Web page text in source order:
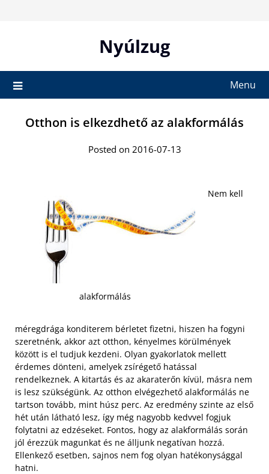
Nyúlzug
Menu
Otthon is elkezdhető az alakformálás
Posted on 2016-07-13
alakformálás
Nem kell
méregdrága konditerem bérletet fizetni, hiszen ha fogyni
szeretnénk, akkor azt otthon, kényelmes körülmények
között is el tudjuk kezdeni. Olyan gyakorlatok mellett
érdemes dönteni, amelyek zsírégető hatással
rendelkeznek. A kitartás és az akaraterőn kívül, másra nem
is lesz szükségünk. Az otthon elvégezhető alakformálás ne
tartson tovább, mint húsz perc. Az eredmény szinte az első
hét után látható lesz, így még nagyobb kedvvel fogjuk
folytatni az edzéseket. Fontos, hogy az alakformálás során
jól érezzük magunkat és ne álljunk negatívan hozzá.
Ellenkező esetben, sajnos nem fog olyan hatékonysággal
hatni.